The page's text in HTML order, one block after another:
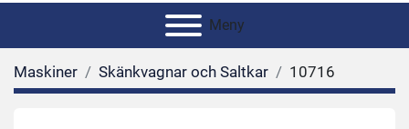
Meny
Maskiner Skänkvagnar och Saltkar 10716